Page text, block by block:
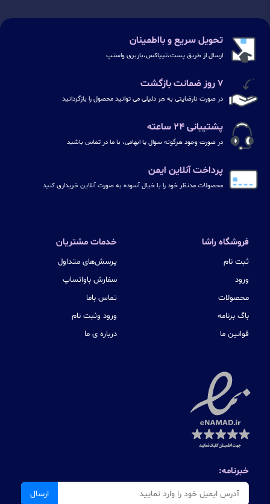
تحویل سریع و بااطمینان
ارسال از طریق پست،تیپاکس،باربری واسنپ
۷ روز ضمانت بازگشت
در صورت نارضایتی به هر دلیلی می توانید محصول را بازگردانید
پشتیبانی ۲۴ ساعته
در صورت وجود هرگونه سوال یا ابهامی، با ما در تماس باشید
پرداخت آنلاین ایمن
محصولات مدنظر خود را با خیال آسوده به صورت آنلاین خریداری کنید
فروشگاه راشا
ثبت نام
ورود
محصولات
باگ برنامه
قوانین ما
خدمات مشتریان
پرسش‌های متداول
سفارش باواتساپ
تماس باما
ورود وثبت نام
درباره ی ما
خبرنامه:
ارسال